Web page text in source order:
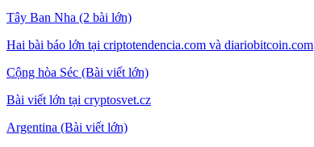
Tây Ban Nha (2 bài lớn)
Hai bài báo lớn tại criptotendencia.com và diariobitcoin.com
Cộng hòa Séc (Bài viết lớn)
Bài viết lớn tại cryptosvet.cz
Argentina (Bài viết lớn)